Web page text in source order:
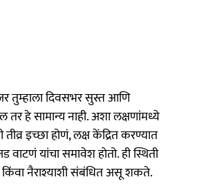
तुम्हाला दिवसभर सुस्त आणि
हे सामान्य नाही. अशा लक्षणांमध्ये
तीव्र इच्छा होणं, लक्ष केंद्रित करण्यात
यांचा समावेश होतो. ही स्थिती
नैराश्याशी संबंधित असू शकते.